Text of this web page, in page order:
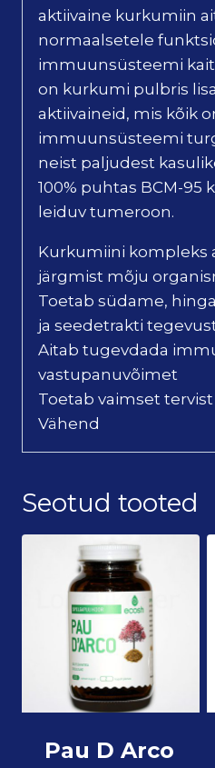
aktiivaine kurkumiin
normaalsetele
immuunsüsteemi
on kurkumi pulbris
aktiivaineid, mis kõik
immuunsüsteemi
neist paljudest
100% puhtas BCM-95
leiduv tumeroon.
Kurkumiini kompleks
järgmist mõju
Toetab südame,
ja seedetrakti
Aitab tugevdada
vastupanuvõimet
Toetab vaimset tervist
Vähend
Seotud tooted
Pau D Arco